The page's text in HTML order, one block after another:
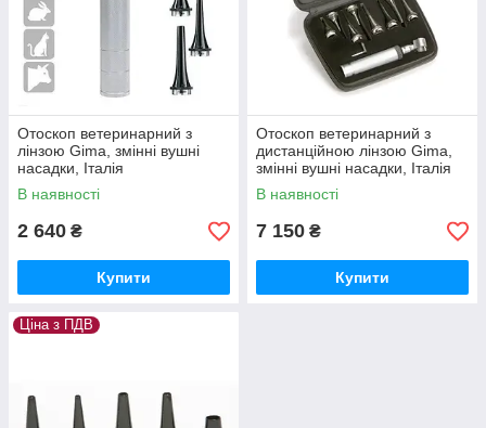
Отоскоп ветеринарний з
лінзою Gima, змінні вушні
насадки, Італія
В наявності
2 640 ₴
Купити
Отоскоп ветеринарний з
дистанційною лінзою Gima,
змінні вушні насадки, Італія
В наявності
7 150 ₴
Купити
Ціна з ПДВ